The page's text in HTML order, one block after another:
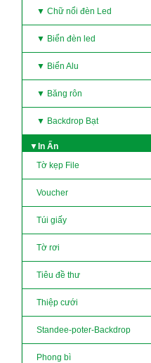
▼ Chữ nổi đèn Led
▼ Biển đèn led
▼ Biển Alu
▼ Băng rôn
▼ Backdrop Bạt
▼In Ấn
Tờ kẹp File
Voucher
Túi giấy
Tờ rơi
Tiêu đề thư
Thiệp cưới
Standee-poter-Backdrop
Phong bì